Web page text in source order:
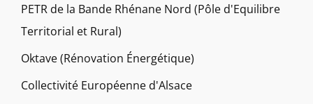
PETR de la Bande Rhénane Nord (Pôle d'Equilibre
Territorial et Rural)
Oktave (Rénovation Énergétique)
Collectivité Européenne d'Alsace